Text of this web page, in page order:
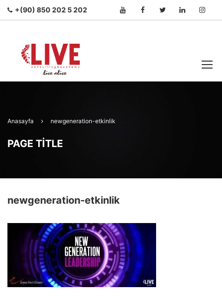
+(90) 850 202 5 202
Anasayfa newgeneration-etkinlik
PAGE TITLE
newgeneration-etkinlik